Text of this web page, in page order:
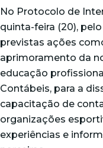
No Protocolo de
quinta-feira (20),
previstas ações
aprimoramento da
educação
Contábeis, para a
capacitação de
organizações
experiências e